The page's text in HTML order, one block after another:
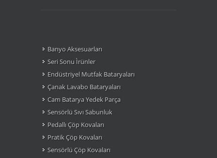
Banyo Aksesuarları
Seri Sonu Ìrünler
Endüstriyel Mutfak Bataryaları
Çanak Lavabo Bataryaları
Cam Batarya Yedek Parça
Sensörlü Sıvı Sabunluk
Pedallı Çöp Kovaları
Pratik Çöp Kovaları
Sensörlü Çöp Kovaları